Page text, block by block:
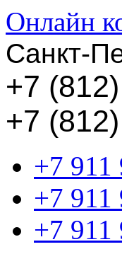
Онлайн
Санкт-
+7
+7
+7 911
+7 911
+7 911